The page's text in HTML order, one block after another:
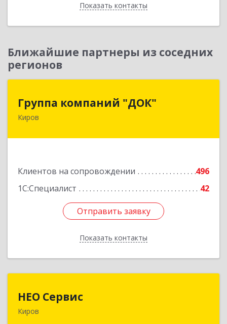
Показать контакты
Назад
Ближайшие партнеры из соседних
регионов
Группа компаний "ДОК"
Киров
Клиентов на сопровождении
496
1С:Специалист
42
Отправить заявку
Показать контакты
Группа компаний "ДОК"
610017, Кировская обл, Киров г, Горького ул,
Отправить заявку
Назад
НЕО Сервис
Киров610045, Кировская обл, Киров г, Ульяновская